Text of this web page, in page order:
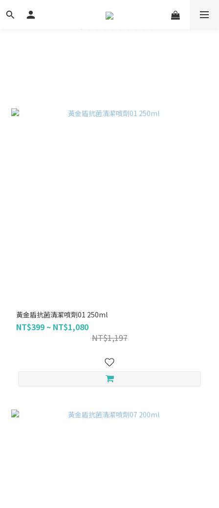
黃金盾抗菌清潔噴劑01 250ml
NT$399 ~ NT$1,080
NT$1,197